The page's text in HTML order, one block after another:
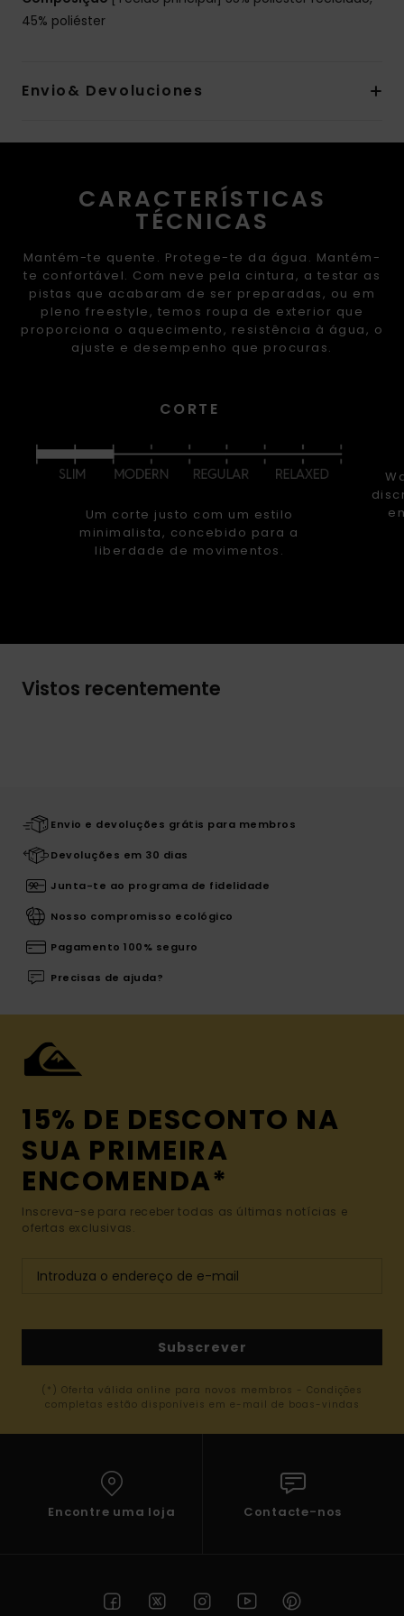
45% poliéster
Envio& Devoluciones
CARACTERÍSTICAS
TÉCNICAS
Mantém-te quente. Protege-te da água. Mantém-
te confortável. Com neve pela cintura, a testar as
pistas que acabaram de ser preparadas, ou em
pleno freestyle, temos roupa de exterior que
proporciona o aquecimento, resistência à água, o
ajuste e desempenho que procuras.
CORTE
Um corte justo com um estilo
minimalista, concebido para a
liberdade de movimentos.
Vistos recentemente
Envio e devoluções grátis para membros
Devoluções em 30 dias
Junta-te ao programa de fidelidade
Nosso compromisso ecológico
Pagamento 100% seguro
Precisas de ajuda?
15% DE DESCONTO NA
SUA PRIMEIRA
ENCOMENDA*
Inscreva-se para receber todas as últimas notícias e
ofertas exclusivas.
Subscrever
(*) Oferta válida online para novos membros - Condições
completas estão disponíveis em e-mail de boas-vindas
Encontre uma loja Contacte-nos